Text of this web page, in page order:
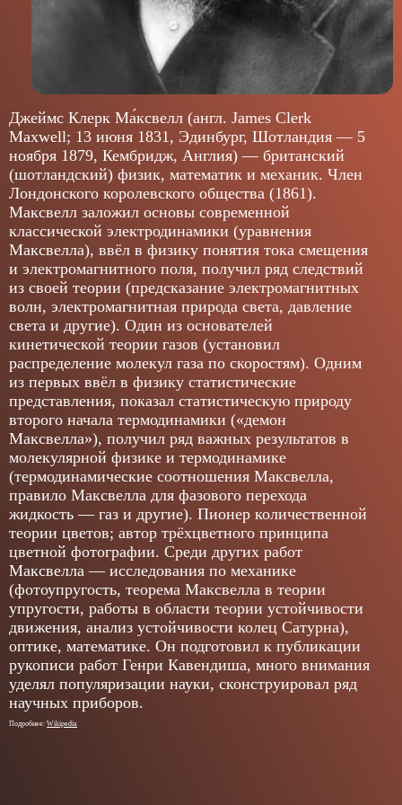
Джеймс Клерк Ма́ксвелл (англ. James Clerk
Maxwell; 13 июня 1831, Эдинбург, Шотландия — 5
ноября 1879, Кембридж, Англия) — британский
(шотландский) физик, математик и механик. Член
Лондонского королевского общества (1861).
Максвелл заложил основы современной
классической электродинамики (уравнения
Максвелла), ввёл в физику понятия тока смещения
и электромагнитного поля, получил ряд следствий
из своей теории (предсказание электромагнитных
волн, электромагнитная природа света, давление
света и другие). Один из основателей
кинетической теории газов (установил
распределение молекул газа по скоростям). Одним
из первых ввёл в физику статистические
представления, показал статистическую природу
второго начала термодинамики («демон
Максвелла»), получил ряд важных результатов в
молекулярной физике и термодинамике
(термодинамические соотношения Максвелла,
правило Максвелла для фазового перехода
жидкость — газ и другие). Пионер количественной
теории цветов; автор трёхцветного принципа
цветной фотографии. Среди других работ
Максвелла — исследования по механике
(фотоупругость, теорема Максвелла в теории
упругости, работы в области теории устойчивости
движения, анализ устойчивости колец Сатурна),
оптике, математике. Он подготовил к публикации
рукописи работ Генри Кавендиша, много внимания
уделял популяризации науки, сконструировал ряд
научных приборов.
Подробнее: Wikipedia